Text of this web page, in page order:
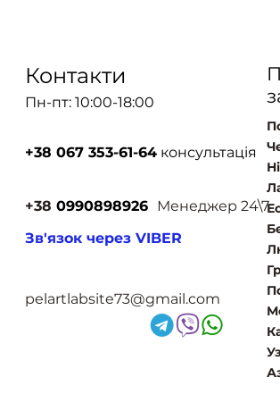
Контакти
Пн-пт: 10:00-18:00
+38 067 353-61-64консультація
+38 0990898926
Менеджер 24\7
Зв'язок через VIBER
pelartlabsite73@gmail.com